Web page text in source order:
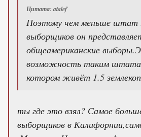
Цитата: atalef
Поэтому чем меньше штат
выборщиков он
общеамериканские
возможность таким
котором живёт 1.5
ты где это взял? Самое
выборщиков в